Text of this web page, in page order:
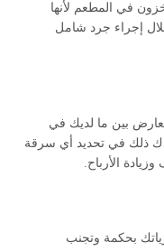
في المطعم لأنها
إجراء جرد شامل
بين ما لديك في
ذلك في تحديد أي سرقة
الأرباح.
بحكمة وتجنب